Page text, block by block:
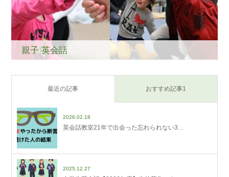
親子 英会話
最近の記事 おすすめ記事1
2026.02.18
英会話教室21年で出会った忘れられない3…
2025.12.27